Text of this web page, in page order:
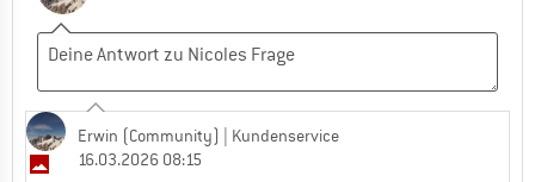
Erwin (Community)
| Kundenservice
16.03.2026 08:15